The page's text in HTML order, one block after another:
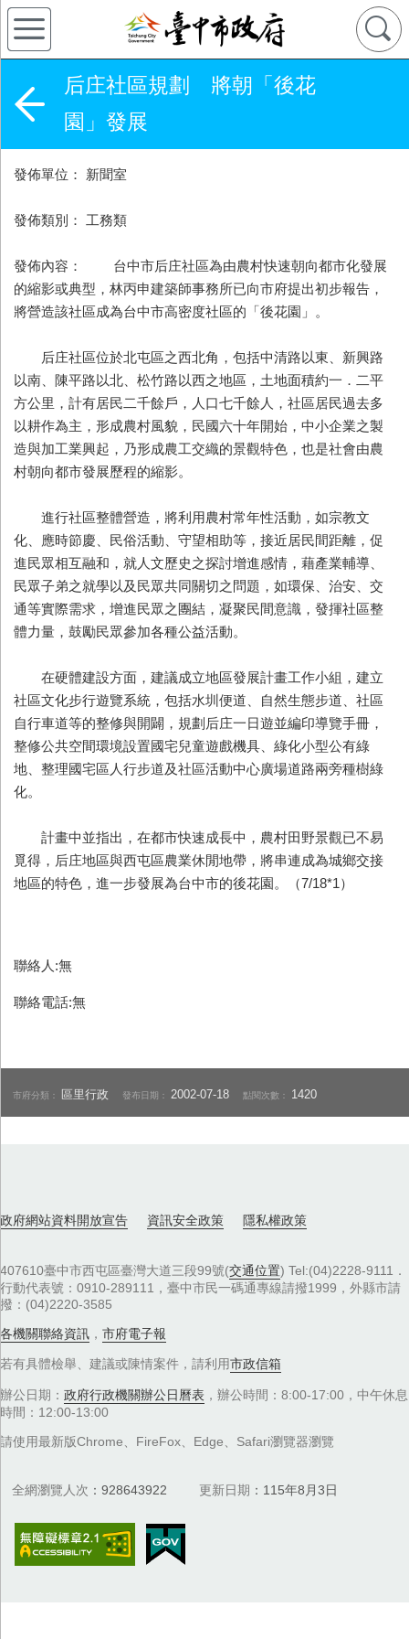
后庄社區規劃 將朝「後花
園」發展
發佈單位： 新聞室
發佈類別： 工務類
發佈內容： 台中市后庄社區為由農村快速朝向都市化發展
的縮影或典型，林丙申建築師事務所已向市府提出初步報告，
將營造該社區成為台中市高密度社區的「後花園」。
后庄社區位於北屯區之西北角，包括中清路以東、新興路
以南、陳平路以北、松竹路以西之地區，土地面積約一．二平
方公里，計有居民二千餘戶，人口七千餘人，社區居民過去多
以耕作為主，形成農村風貌，民國六十年開始，中小企業之製
造與加工業興起，乃形成農工交織的景觀特色，也是社會由農
村朝向都市發展歷程的縮影。
進行社區整體營造，將利用農村常年性活動，如宗教文
化、應時節慶、民俗活動、守望相助等，接近居民間距離，促
進民眾相互融和，就人文歷史之探討增進感情，藉產業輔導、
民眾子弟之就學以及民眾共同關切之問題，如環保、治安、交
通等實際需求，增進民眾之團結，凝聚民間意識，發揮社區整
體力量，鼓勵民眾參加各種公益活動。
在硬體建設方面，建議成立地區發展計畫工作小組，建立
社區文化步行遊覽系統，包括水圳便道、自然生態步道、社區
自行車道等的整修與開闢，規劃后庄一日遊並編印導覽手冊，
整修公共空間環境設置國宅兒童遊戲機具、綠化小型公有綠
地、整理國宅區人行步道及社區活動中心廣場道路兩旁種樹綠
化。
計畫中並指出，在都市快速成長中，農村田野景觀已不易
覓得，后庄地區與西屯區農業休閒地帶，將串連成為城鄉交接
地區的特色，進一步發展為台中市的後花園。（7/18*1）
聯絡人:無
聯絡電話:無
市府分類： 區里行政 發布日期： 2002-07-18 點閱次數： 1420
政府網站資料開放宣告 資訊安全政策 隱私權政策
407610臺中市西屯區臺灣大道三段99號(交通位置) Tel:(04)2228-9111．
行動代表號：0910-289111，臺中市民一碼通專線請撥1999，外縣市請
撥：(04)2220-3585
各機關聯絡資訊 ， 市府電子報
若有具體檢舉、建議或陳情案件，請利用市政信箱
辦公日期： 政府行政機關辦公日曆表 ，辦公時間：8:00-17:00，中午休息
時間：12:00-13:00
請使用最新版Chrome、FireFox、Edge、Safari瀏覽器瀏覽
全網瀏覽人次 928643922 更新日期 115年8月3日